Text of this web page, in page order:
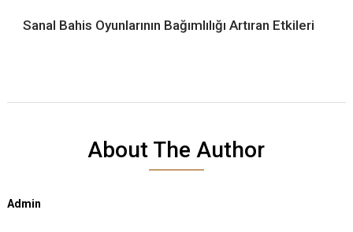
Sanal Bahis Oyunlarının Bağımlılığı Artıran Etkileri
About The Author
Admin